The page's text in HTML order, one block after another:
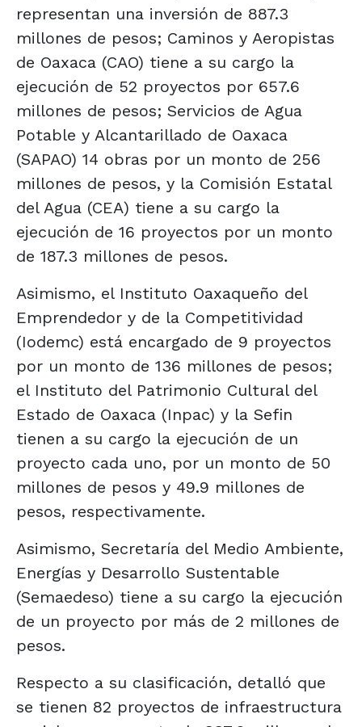
representan una inversión de 887.3
millones de pesos; Caminos y Aeropistas
de Oaxaca (CAO) tiene a su cargo la
ejecución de 52 proyectos por 657.6
millones de pesos; Servicios de Agua
Potable y Alcantarillado de Oaxaca
(SAPAO) 14 obras por un monto de 256
millones de pesos, y la Comisión Estatal
del Agua (CEA) tiene a su cargo la
ejecución de 16 proyectos por un monto
de 187.3 millones de pesos.
Asimismo, el Instituto Oaxaqueño del
Emprendedor y de la Competitividad
(Iodemc) está encargado de 9 proyectos
por un monto de 136 millones de pesos;
el Instituto del Patrimonio Cultural del
Estado de Oaxaca (Inpac) y la Sefin
tienen a su cargo la ejecución de un
proyecto cada uno, por un monto de 50
millones de pesos y 49.9 millones de
pesos, respectivamente.
Asimismo, Secretaría del Medio Ambiente,
Energías y Desarrollo Sustentable
(Semaedeso) tiene a su cargo la ejecución
de un proyecto por más de 2 millones de
pesos.
Respecto a su clasificación, detalló que
se tienen 82 proyectos de infraestructura